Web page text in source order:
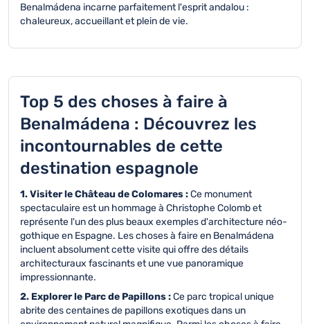
Benalmádena incarne parfaitement l'esprit andalou :
chaleureux, accueillant et plein de vie.
Top 5 des choses à faire à
Benalmádena : Découvrez les
incontournables de cette
destination espagnole
1. Visiter le Château de Colomares :Ce monument
spectaculaire est un hommage à Christophe Colomb et
représente l'un des plus beaux exemples d'architecture néo-
gothique en Espagne. Les choses à faire en Benalmádena
incluent absolument cette visite qui offre des détails
architecturaux fascinants et une vue panoramique
impressionnante.
2. Explorer le Parc de Papillons :Ce parc tropical unique
abrite des centaines de papillons exotiques dans un